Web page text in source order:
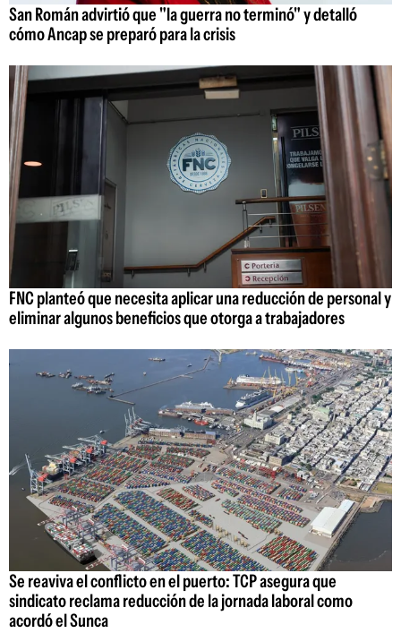
San Román advirtió que "la guerra no terminó" y detalló
cómo Ancap se preparó para la crisis
FNC planteó que necesita aplicar una reducción de personal y
eliminar algunos beneficios que otorga a trabajadores
Se reaviva el conflicto en el puerto: TCP asegura que
sindicato reclama reducción de la jornada laboral como
acordó el Sunca